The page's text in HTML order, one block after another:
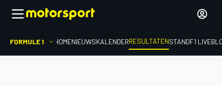
FORMULE 1 HOMENIEUWSKALENDERRESULTATENSTANDF1